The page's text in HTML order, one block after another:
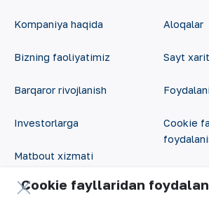
Kompaniya haqida
Bizning faoliyatimiz
Barqaror rivojlanish
Investorlarga
Matbout xizmati
Karyera
Aloqalar
Sayt
Cookie
Cookie fayllaridan